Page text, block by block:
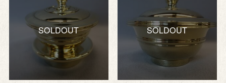
SOLDOUT SOLDOUT